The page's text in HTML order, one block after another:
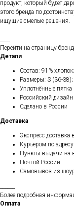
продукт, который будет
этого бренда по
ищущие смелые решения.
Перейти на страницу
Детали
Состав: 91%
Размеры: S (36-
Уплотнённые пятка
Российский дизайн
Сделано в России
Доставка
Экспресс доставка
Курьером по
Пункты выдачи на
Почтой России
Самовывоз из
Более подробная
Оплата